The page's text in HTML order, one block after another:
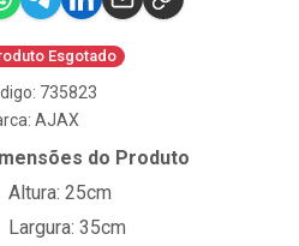
Esgotado
735823
AJAX
do Produto
Altura: 25cm
Largura: 35cm